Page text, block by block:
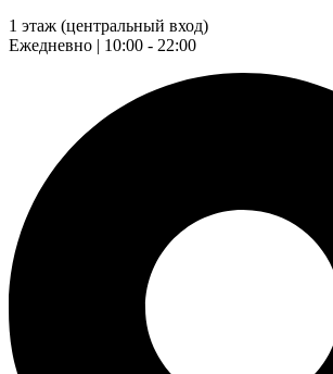
1 этаж (центральный вход)
Ежедневно | 10:00 - 22:00